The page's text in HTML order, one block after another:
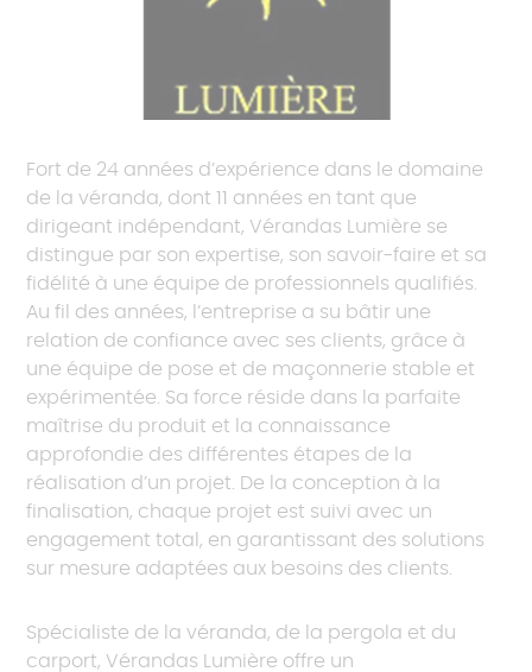
Fort de 24 années d’expérience dans le domaine
de la véranda, dont 11 années en tant que
dirigeant indépendant, Vérandas Lumière se
distingue par son expertise, son savoir-faire et sa
fidélité à une équipe de professionnels qualifiés.
Au fil des années, l’entreprise a su bâtir une
relation de confiance avec ses clients, grâce à
une équipe de pose et de maçonnerie stable et
expérimentée. Sa force réside dans la parfaite
maîtrise du produit et la connaissance
approfondie des différentes étapes de la
réalisation d’un projet. De la conception à la
finalisation, chaque projet est suivi avec un
engagement total, en garantissant des solutions
sur mesure adaptées aux besoins des clients.
Spécialiste de la véranda, de la pergola et du
carport, Vérandas Lumière offre un